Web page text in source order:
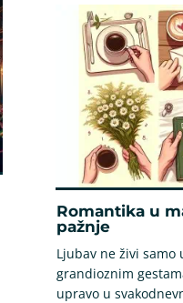
Romantika u
pažnje
Ljubav ne živi
grandioznim
upravo u